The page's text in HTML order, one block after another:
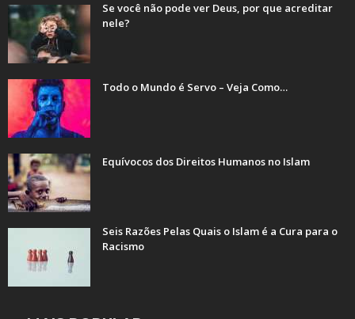
Se você não pode ver Deus, por que acreditar
nele?
Todo o Mundo é Servo – Veja Como…
Equívocos dos Direitos Humanos no Islam
Seis Razões Pelas Quais o Islam é a Cura para o
Racismo